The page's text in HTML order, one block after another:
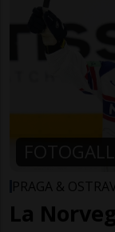
PRAGA &
La